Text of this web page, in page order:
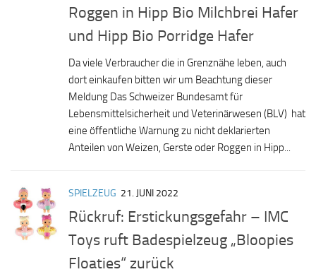
Roggen in Hipp Bio Milchbrei Hafer
und Hipp Bio Porridge Hafer
Da viele Verbraucher die in Grenznähe leben, auch
dort einkaufen bitten wir um Beachtung dieser
Meldung Das Schweizer Bundesamt für
Lebensmittelsicherheit und Veterinärwesen (BLV) hat
eine öffentliche Warnung zu nicht deklarierten
Anteilen von Weizen, Gerste oder Roggen in Hipp...
SPIELZEUG 21. JUNI 2022
Rückruf: Erstickungsgefahr – IMC
Toys ruft Badespielzeug „Bloopies
Floaties“ zurück